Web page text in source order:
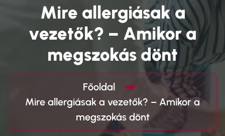
Mire allergiásak a
vezetők? – Amikor a
megszokás dönt
Főoldal
Mire allergiásak a vezetők? – Amikor a
megszokás dönt